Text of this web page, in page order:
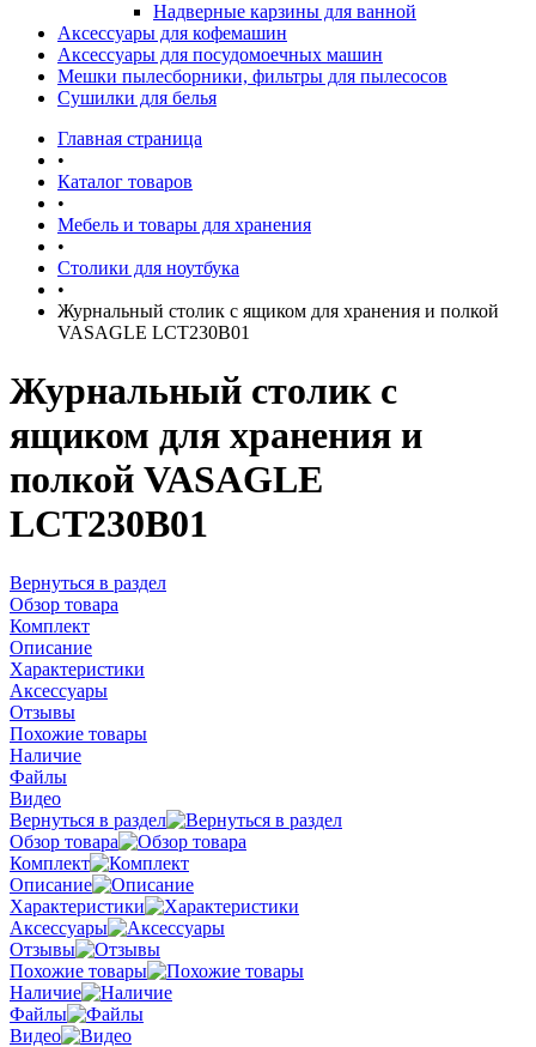
Надверные карзины для ванной
Аксессуары для кофемашин
Аксессуары для посудомоечных машин
Мешки пылесборники, фильтры для пылесосов
Сушилки для белья
Главная страница
•
Каталог товаров
•
Мебель и товары для хранения
•
Столики для ноутбука
•
Журнальный столик с ящиком для хранения и полкой
VASAGLE LCT230B01
Журнальный столик с
ящиком для хранения и
полкой VASAGLE
LCT230B01
Вернуться в раздел
Обзор товара
Комплект
Описание
Характеристики
Аксессуары
Отзывы
Похожие товары
Наличие
Файлы
Видео
Вернуться в раздел
Обзор товара
Комплект
Описание
Характеристики
Аксессуары
Отзывы
Похожие товары
Наличие
Файлы
Видео